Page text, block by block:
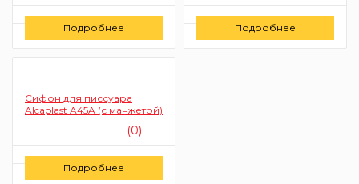
Заказать
Подробнее
Заказать
Подробнее
Сифон для писсуара
Alcaplast A45A (с манжетой)
(0)
Заказать
Подробнее